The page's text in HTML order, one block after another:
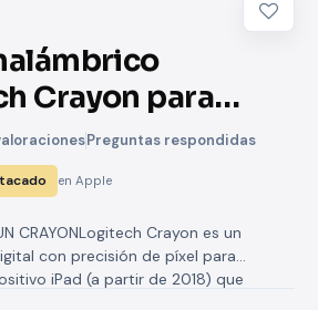
Crayon para
Preguntas respondidas
en Apple
CRAYONLogitech Crayon es un
con precisión de píxel para
iPad (a partir de 2018) que